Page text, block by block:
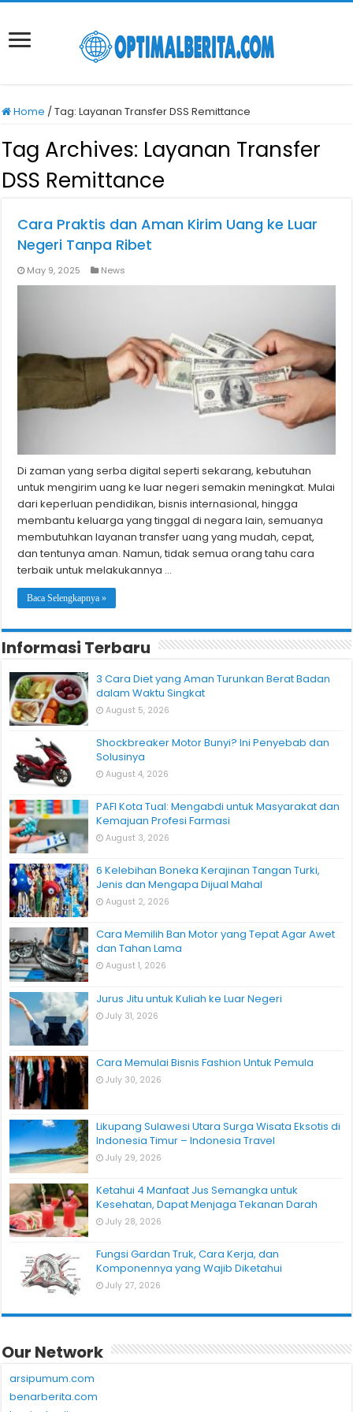
Home /Tag:Layanan Transfer DSS Remittance
Tag Archives: Layanan Transfer
DSS Remittance
Cara Praktis dan Aman Kirim Uang ke Luar
Negeri Tanpa Ribet
May 9, 2025 News
Di zaman yang serba digital seperti sekarang, kebutuhan
untuk mengirim uang ke luar negeri semakin meningkat. Mulai
dari keperluan pendidikan, bisnis internasional, hingga
membantu keluarga yang tinggal di negara lain, semuanya
membutuhkan layanan transfer uang yang mudah, cepat,
dan tentunya aman. Namun, tidak semua orang tahu cara
terbaik untuk melakukannya …
Baca Selengkapnya »
Informasi Terbaru
3 Cara Diet yang Aman Turunkan Berat Badan
dalam Waktu Singkat
August 5, 2026
Shockbreaker Motor Bunyi? Ini Penyebab dan
Solusinya
August 4, 2026
PAFI Kota Tual: Mengabdi untuk Masyarakat dan
Kemajuan Profesi Farmasi
August 3, 2026
6 Kelebihan Boneka Kerajinan Tangan Turki,
Jenis dan Mengapa Dijual Mahal
August 2, 2026
Cara Memilih Ban Motor yang Tepat Agar Awet
dan Tahan Lama
August 1, 2026
Jurus Jitu untuk Kuliah ke Luar Negeri
July 31, 2026
Cara Memulai Bisnis Fashion Untuk Pemula
July 30, 2026
Likupang Sulawesi Utara Surga Wisata Eksotis di
Indonesia Timur – Indonesia Travel
July 29, 2026
Ketahui 4 Manfaat Jus Semangka untuk
Kesehatan, Dapat Menjaga Tekanan Darah
July 28, 2026
Fungsi Gardan Truk, Cara Kerja, dan
Komponennya yang Wajib Diketahui
July 27, 2026
Our Network
arsipumum.com
benarberita.com